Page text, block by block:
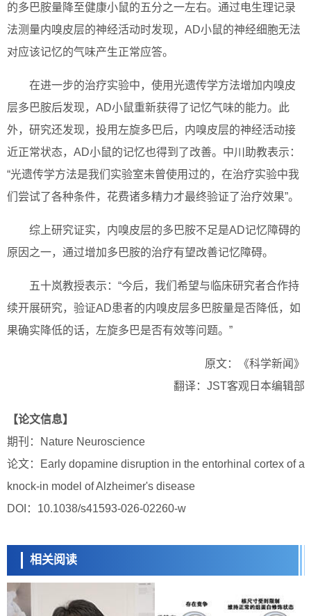
的多巴胺量降至健康小鼠的五分之一左右。通过电生理记录
法测量内嗅皮层的神经活动时发现，AD小鼠的神经细胞无法
对应该记忆的气味产生正常应答。
在进一步的治疗实验中，使用光遗传学方法增加内嗅皮
层多巴胺后发现，AD小鼠重新获得了记忆气味的能力。此
外，研究还发现，投用左旋多巴后，内嗅皮层的神经活动接
近正常状态，AD小鼠的记忆也得到了改善。中川助教表示：
“光遗传学方法是我们实验室未曾使用过的，在治疗实验中我
们尝试了各种条件，花费诸多精力才最终验证了治疗效果”。
综上研究证实，内嗅皮层的多巴胺不足是AD记忆障碍的
原因之一，通过增加多巴胺的治疗有望改善记忆障碍。
五十岚教授表示：“今后，我们希望与临床研究者合作持
续开展研究，验证AD患者的内嗅皮层多巴胺量是否降低，如
果确实降低的话，左旋多巴是否有效等问题。”
原文：《科学新闻》
翻译：JST客观日本编辑部
【论文信息】
期刊：Nature Neuroscience
论文：Early dopamine disruption in the entorhinal cortex of a
knock-in model of Alzheimer's disease
DOI：10.1038/s41593-026-02260-w
相关阅读